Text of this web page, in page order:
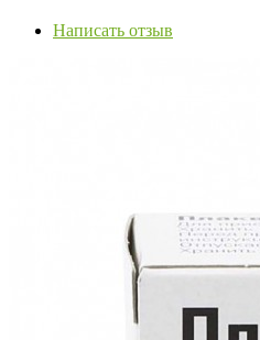
Написать отзыв